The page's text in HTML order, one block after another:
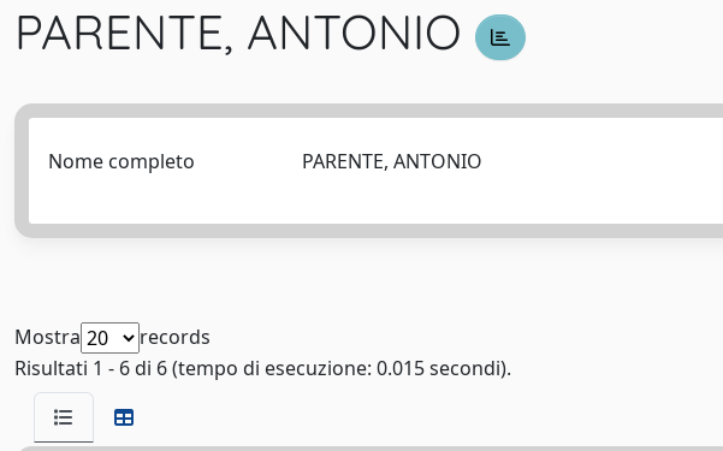
PARENTE, ANTONIO
Nome completo PARENTE, ANTONIO
Mostra
records
Risultati 1 - 6 di 6 (tempo di esecuzione: 0.015 secondi).